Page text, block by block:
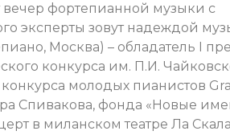
вечер фортепианной музыки с
эксперты зовут надеждой
Москва) – обладатель I
конкурса им. П.И.
молодых пианистов
Спивакова, фонда «Новые
в миланском театре Ла